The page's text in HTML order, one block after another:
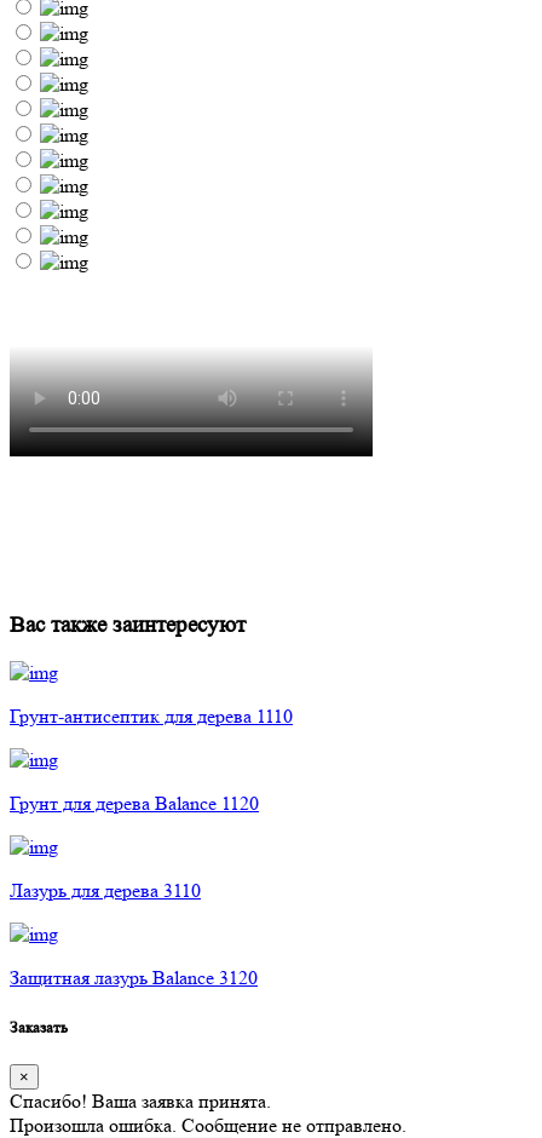
Вас также заинтересуют
Грунт-антисептик для дерева 1110
Грунт для дерева Balance 1120
Лазурь для дерева 3110
Защитная лазурь Balance 3120
Заказать
×
Спасибо! Ваша заявка принята.
Произошла ошибка. Сообщение не отправлено.